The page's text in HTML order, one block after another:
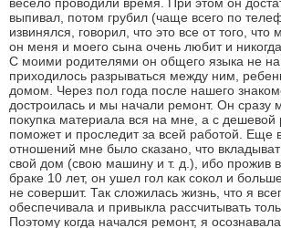
выпивал, потом грубил (чаще всего по
извинялся, говорил, что это все от того,
он меня и моего сына очень любит и никогда
С моими родителями он общего языка не
приходилось разрываться между ним,
домом. Через пол года после нашего
достроилась и мы начали ремонт. Он сразу
покупка материала вся на мне, а с дешевой
поможет и проследит за всей работой. Еще
отношений мне было сказано, что
свой дом (свою машину и т. д.), ибо прожив
браке 10 лет, он ушел гол как сокол и
не совершит. Так сложилась жизнь, что я
обеспечивала и привыкла рассчитывать
Поэтому когда начался ремонт, я